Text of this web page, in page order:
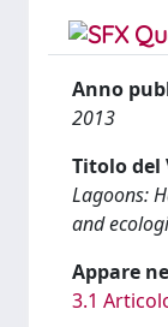
Anno
2013
Titolo del
Lagoons:
and
Appare
3.1